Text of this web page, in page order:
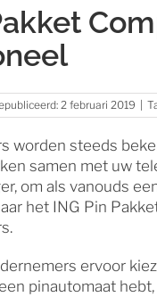
2 februari 2019
worden steeds
samen met uw
om als vanouds
het ING Pin
ervoor
pinautomaat